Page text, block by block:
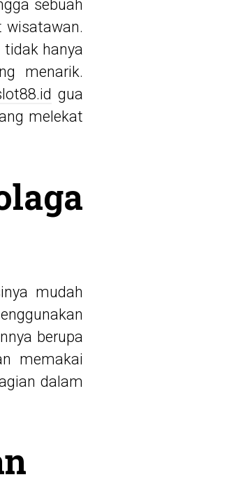
sebuah
wisatawan.
tidak hanya
menarik.
gua
melekat
mudah
berupa
memakai
dalam